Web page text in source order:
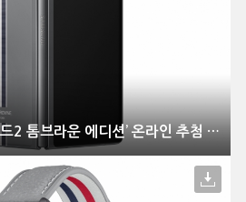
삼성전자, ‘갤럭시 Z 폴드2 톰브라운 에디션’ 온라인 추첨 방식으로 한정 판매